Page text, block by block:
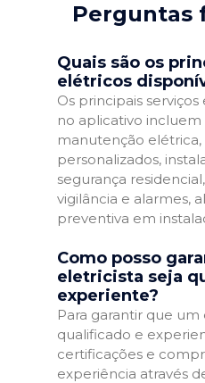
Perguntas
Quais são os
elétricos
Os principais
no aplicativo incluem
manutenção
personalizados,
segurança
vigilância e alarmes,
preventiva em
Como posso
eletricista seja
experiente?
Para garantir que um
qualificado e
certificações e
experiência através